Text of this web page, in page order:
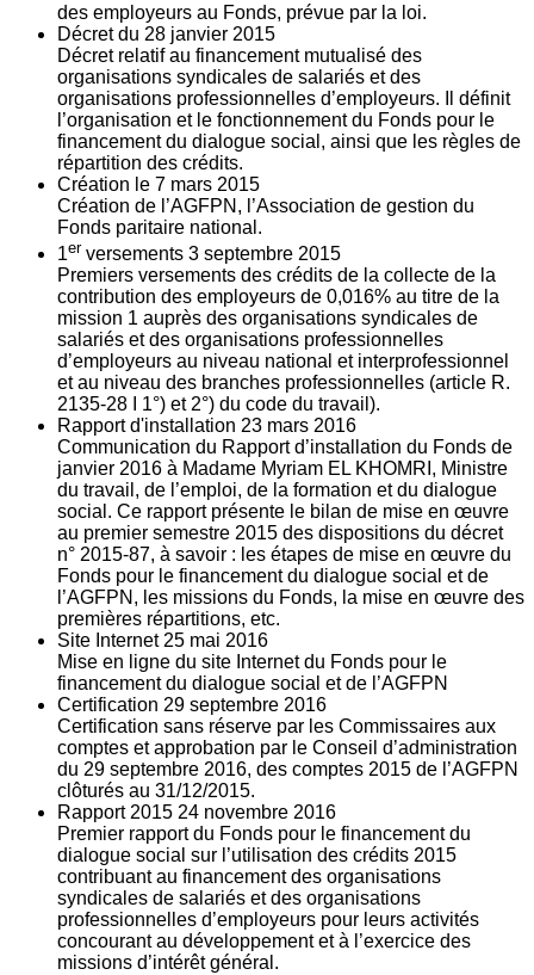
des employeurs au Fonds, prévue par la loi.
Décret du 28 janvier 2015
Décret relatif au financement mutualisé des
organisations syndicales de salariés et des
organisations professionnelles d’employeurs. Il définit
l’organisation et le fonctionnement du Fonds pour le
financement du dialogue social, ainsi que les règles de
répartition des crédits.
Création le 7 mars 2015
Création de l’AGFPN, l’Association de gestion du
Fonds paritaire national.
1er versements 3 septembre 2015
Premiers versements des crédits de la collecte de la
contribution des employeurs de 0,016% au titre de la
mission 1 auprès des organisations syndicales de
salariés et des organisations professionnelles
d’employeurs au niveau national et interprofessionnel
et au niveau des branches professionnelles (article R.
2135‐28 I 1°) et 2°) du code du travail).
Rapport d'installation 23 mars 2016
Communication du Rapport d’installation du Fonds de
janvier 2016 à Madame Myriam EL KHOMRI, Ministre
du travail, de l’emploi, de la formation et du dialogue
social. Ce rapport présente le bilan de mise en œuvre
au premier semestre 2015 des dispositions du décret
n° 2015-87, à savoir : les étapes de mise en œuvre du
Fonds pour le financement du dialogue social et de
l’AGFPN, les missions du Fonds, la mise en œuvre des
premières répartitions, etc.
Site Internet 25 mai 2016
Mise en ligne du site Internet du Fonds pour le
financement du dialogue social et de l’AGFPN
Certification 29 septembre 2016
Certification sans réserve par les Commissaires aux
comptes et approbation par le Conseil d’administration
du 29 septembre 2016, des comptes 2015 de l’AGFPN
clôturés au 31/12/2015.
Rapport 2015 24 novembre 2016
Premier rapport du Fonds pour le financement du
dialogue social sur l’utilisation des crédits 2015
contribuant au financement des organisations
syndicales de salariés et des organisations
professionnelles d’employeurs pour leurs activités
concourant au développement et à l’exercice des
missions d’intérêt général.